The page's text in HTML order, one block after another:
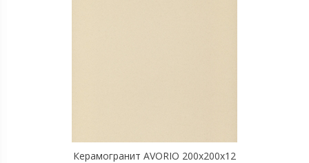
Керамогранит AVORIO 200х200х12